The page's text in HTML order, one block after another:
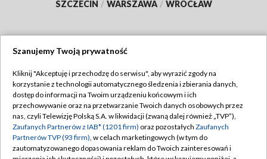
SZCZECIN / WARSZAWA / WROCŁAW
TVP
Abonament TVP
Emisja w TVP
Centrum informacji TVP
Regulamin TVP
Polityka prywatności
Moje zgody
Szanujemy Twoją prywatność
Kliknij "Akceptuję i przechodzę do serwisu", aby wyrazić zgody na
korzystanie z technologii automatycznego śledzenia i zbierania danych,
dostęp do informacji na Twoim urządzeniu końcowym i ich
przechowywanie oraz na przetwarzanie Twoich danych osobowych przez
nas, czyli Telewizję Polską S.A. w likwidacji (zwaną dalej również „TVP”),
Zaufanych Partnerów z IAB* (1201 firm) oraz pozostałych Zaufanych
Partnerów TVP (93 firm), w celach marketingowych (w tym do
zautomatyzowanego dopasowania reklam do Twoich zainteresowań i